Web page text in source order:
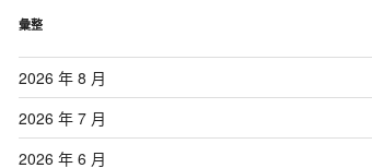
彙整
2026 年 8 月
2026 年 7 月
2026 年 6 月